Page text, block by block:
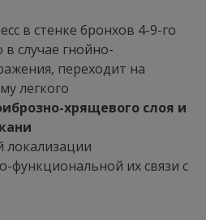
в стенке бронхов 4-9-го
случае гнойно-
переходит на
легкого
хрящевого слоя и
локализации
функциональной их связи с